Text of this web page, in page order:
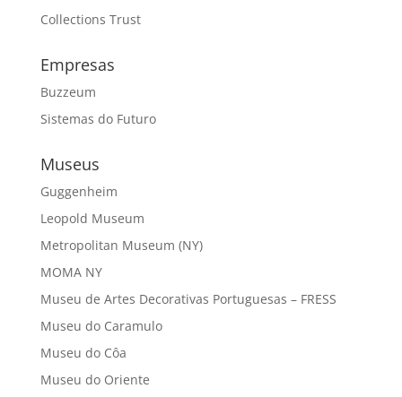
Collections Trust
Empresas
Buzzeum
Sistemas do Futuro
Museus
Guggenheim
Leopold Museum
Metropolitan Museum (NY)
MOMA NY
Museu de Artes Decorativas Portuguesas – FRESS
Museu do Caramulo
Museu do Côa
Museu do Oriente